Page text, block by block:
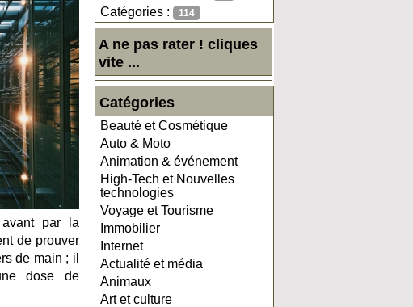
Catégories : 114
A ne pas rater ! cliques
vite ...
Catégories
Beauté et Cosmétique
Auto & Moto
Animation & événement
High-Tech et Nouvelles
technologies
Voyage et Tourisme
Immobilier
Internet
Actualité et média
Animaux
Art et culture
par la
de prouver
de main ; il
dose de